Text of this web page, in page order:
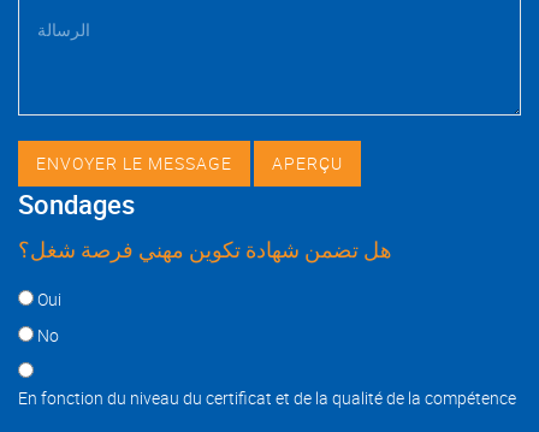
Sondages
هل تضمن شهادة تكوين مهني فرصة شغل؟
Choices
Oui
No
En fonction du niveau du certificat et de la qualité de la compétence